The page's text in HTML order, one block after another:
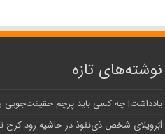
نوشته‌های تازه
یادداشت| ‌چه کسی باید پرچم حقیقت‌جویی
اَبَر‌ویلای شخص ذی‌نفوذ در حاشیه‌ رود کرج